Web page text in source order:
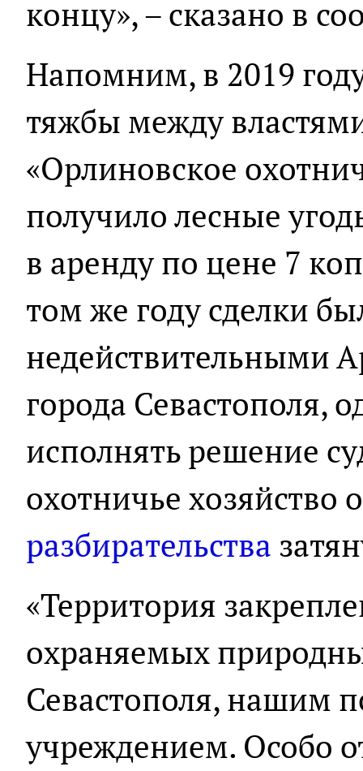
концу», – сказано в
Напомним, в 2019
тяжбы между
«Орлиновское
получило лесные
в аренду по цене 7
том же году сделки
недействительными
города Севастополя,
исполнять решение
охотничье хозяйство
разбирательства
«Территория
охраняемых
Севастополя, нашим
учреждением. Особо